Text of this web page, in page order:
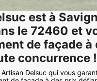
est à
le 72460 et
de façade à
concurrence
Delsuc qui vous